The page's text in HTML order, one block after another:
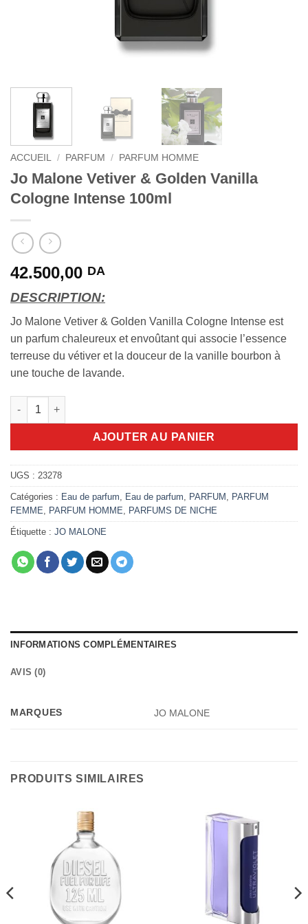
ACCUEIL / PARFUM / PARFUM HOMME
Jo Malone Vetiver & Golden Vanilla
Cologne Intense 100ml
42.500,00 DA
DESCRIPTION:
Jo Malone Vetiver & Golden Vanilla Cologne Intense est
un parfum chaleureux et envoûtant qui associe l’essence
terreuse du vétiver et la douceur de la vanille bourbon à
une touche de lavande.
quantité de Jo Malone Vetiver & Golden Vanilla Cologne
AJOUTER AU PANIER
UGS : 23278
Catégories : Eau de parfum Eau de parfum PARFUM
PARFUM
FEMME
PARFUM HOMME PARFUMS DE NICHE
Étiquette : JO MALONE
INFORMATIONS COMPLÉMENTAIRES
AVIS (0)
MARQUES JO MALONE
PRODUITS SIMILAIRES